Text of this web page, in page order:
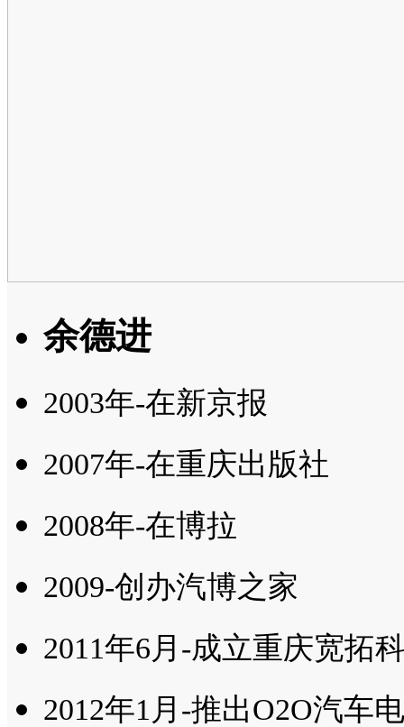
余德进
2003年-在新京报
2007年-在重庆出版社
2008年-在博拉
2009-创办汽博之家
2011年6月-成立重庆宽拓
2012年1月-推出O2O汽车